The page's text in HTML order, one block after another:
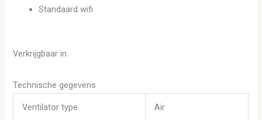
Standaard wifi
Verkrijgbaar in
Technische gegevens
Ventilator type Air